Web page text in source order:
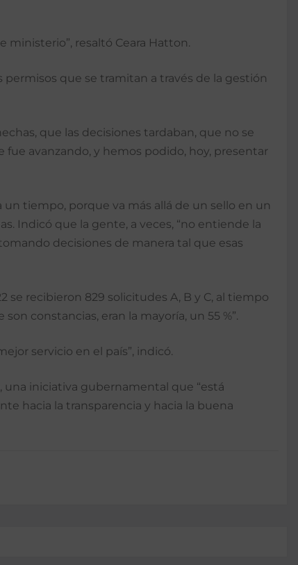
resaltó Ceara Hatton.
que se tramitan a través de la gestión
que las decisiones tardaban, que no se
fue avanzando, y hemos podido, hoy, presentar
tiempo, porque va más allá de un sello en un
Indicó que la gente, a veces, “no entiende la
decisiones de manera tal que esas
recibieron 829 solicitudes A, B y C, al tiempo
constancias, eran la mayoría, un 55 %”.
servicio en el país”, indicó.
una iniciativa gubernamental que “está
hacia la transparencia y hacia la buena